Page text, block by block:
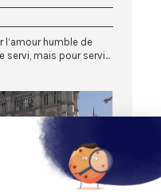
l’amour humble de
servi, mais pour servi...